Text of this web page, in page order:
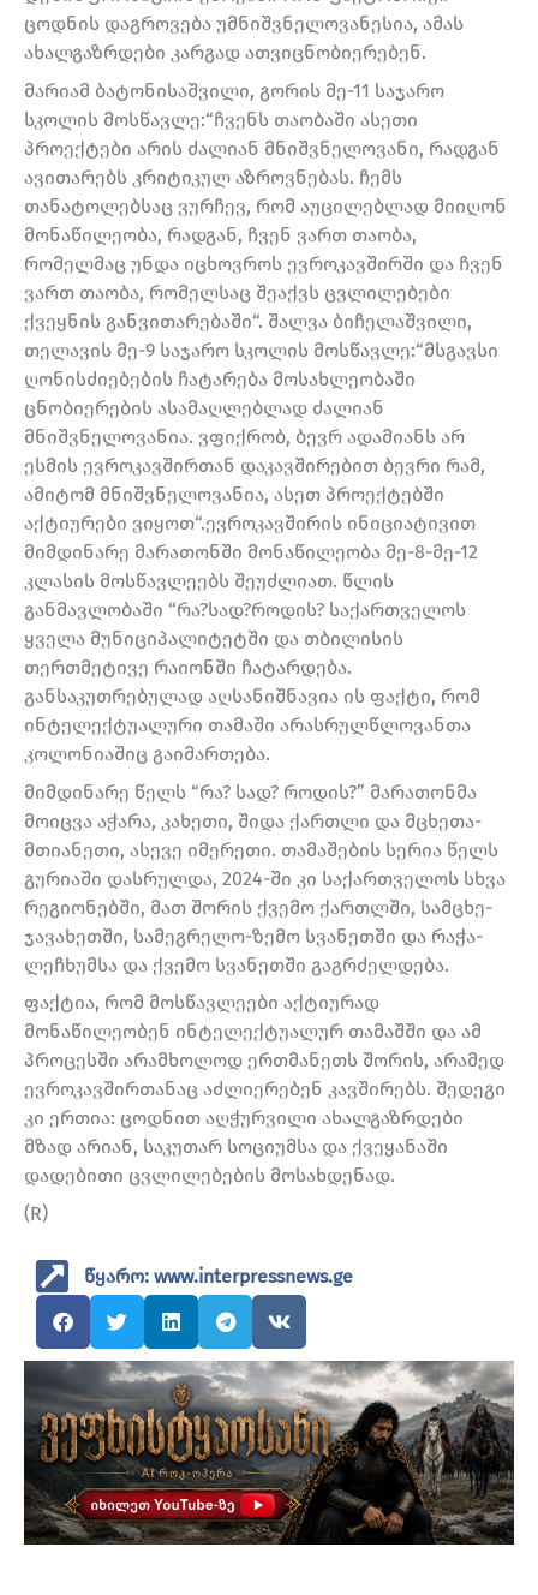
ცოდნის დაგროვება უმნიშვნელოვანესია, ამას
ახალგაზრდები კარგად ათვიცნობიერებენ.
მარიამ ბატონისაშვილი, გორის მე-11 საჯარო
სკოლის მოსწავლე:“ჩვენს თაობაში ასეთი
პროექტები არის ძალიან მნიშვნელოვანი, რადგან
ავითარებს კრიტიკულ აზროვნებას. ჩემს
თანატოლებსაც ვურჩევ, რომ აუცილებლად მიიღონ
მონაწილეობა, რადგან, ჩვენ ვართ თაობა,
რომელმაც უნდა იცხოვროს ევროკავშირში და ჩვენ
ვართ თაობა, რომელსაც შეაქვს ცვლილებები
ქვეყნის განვითარებაში“. შალვა ბიჩელაშვილი,
თელავის მე-9 საჯარო სკოლის მოსწავლე:“მსგავსი
ღონისძიებების ჩატარება მოსახლეობაში
ცნობიერების ასამაღლებლად ძალიან
მნიშვნელოვანია. ვფიქრობ, ბევრ ადამიანს არ
ესმის ევროკავშირთან დაკავშირებით ბევრი რამ,
ამიტომ მნიშვნელოვანია, ასეთ პროექტებში
აქტიურები ვიყოთ“.ევროკავშირის ინიციატივით
მიმდინარე მარათონში მონაწილეობა მე-8-მე-12
კლასის მოსწავლეებს შეუძლიათ. წლის
განმავლობაში “რა?სად?როდის? საქართველოს
ყველა მუნიციპალიტეტში და თბილისის
თერთმეტივე რაიონში ჩატარდება.
განსაკუთრებულად აღსანიშნავია ის ფაქტი, რომ
ინტელექტუალური თამაში არასრულწლოვანთა
კოლონიაშიც გაიმართება.
მიმდინარე წელს “რა? სად? როდის?” მარათონმა
მოიცვა აჭარა, კახეთი, შიდა ქართლი და მცხეთა-
მთიანეთი, ასევე იმერეთი. თამაშების სერია წელს
გურიაში დასრულდა, 2024-ში კი საქართველოს სხვა
რეგიონებში, მათ შორის ქვემო ქართლში, სამცხე-
ჯავახეთში, სამეგრელო-ზემო სვანეთში და რაჭა-
ლეჩხუმსა და ქვემო სვანეთში გაგრძელდება.
ფაქტია, რომ მოსწავლეები აქტიურად
მონაწილეობენ ინტელექტუალურ თამაშში და ამ
პროცესში არამხოლოდ ერთმანეთს შორის, არამედ
ევროკავშირთანაც აძლიერებენ კავშირებს. შედეგი
კი ერთია: ცოდნით აღჭურვილი ახალგაზრდები
მზად არიან, საკუთარ სოციუმსა და ქვეყანაში
დადებითი ცვლილებების მოსახდენად.
(R)
წყარო: www.interpressnews.ge